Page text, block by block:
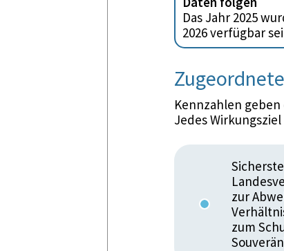
Das Jahr 2025
2026 verfügbar
Kennzahlen
Jedes
zur
zum